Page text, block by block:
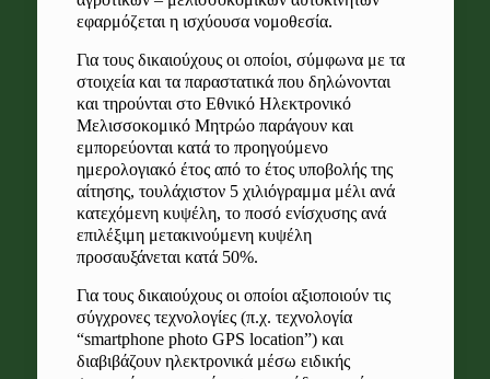
εφαρμόζεται η ισχύουσα νομοθεσία.
Για τους δικαιούχους οι οποίοι, σύμφωνα με τα
στοιχεία και τα παραστατικά που δηλώνονται
και τηρούνται στο Εθνικό Ηλεκτρονικό
Μελισσοκομικό Μητρώο παράγουν και
εμπορεύονται κατά το προηγούμενο
ημερολογιακό έτος από το έτος υποβολής της
αίτησης, τουλάχιστον 5 χιλιόγραμμα μέλι ανά
κατεχόμενη κυψέλη, το ποσό ενίσχυσης ανά
επιλέξιμη μετακινούμενη κυψέλη
προσαυξάνεται κατά 50%.
Για τους δικαιούχους οι οποίοι αξιοποιούν τις
σύγχρονες τεχνολογίες (π.χ. τεχνολογία
“smartphone photo GPS location”) και
διαβιβάζουν ηλεκτρονικά μέσω ειδικής